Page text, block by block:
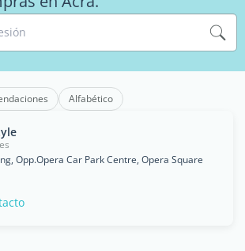
Alfabético
Opp.Opera Car Park Centre, Opera Square